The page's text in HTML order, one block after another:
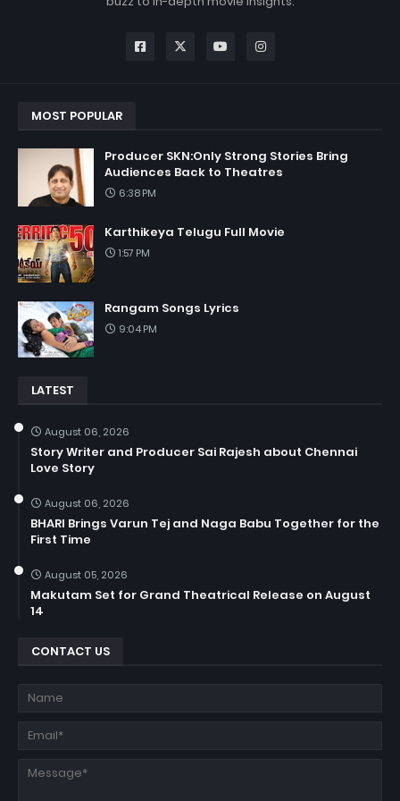
MOST POPULAR
Producer SKN:Only Strong Stories Bring
Audiences Back to Theatres
6:38 PM
Karthikeya Telugu Full Movie
1:57 PM
Rangam Songs Lyrics
9:04 PM
LATEST
August 06, 2026
Story Writer and Producer Sai Rajesh about Chennai
Love Story
August 06, 2026
BHARI Brings Varun Tej and Naga Babu Together for the
First Time
August 05, 2026
Makutam Set for Grand Theatrical Release on August
14
CONTACT US